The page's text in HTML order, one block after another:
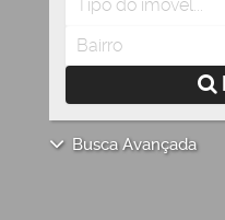
Tipo do imóvel...
Bairro
Busca Avançada